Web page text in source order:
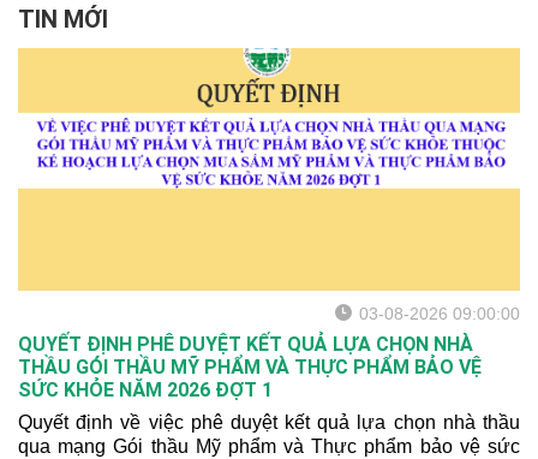
TIN MỚI
03-08-2026 09:00:00
QUYẾT ĐỊNH PHÊ DUYỆT KẾT QUẢ LỰA CHỌN NHÀ
THẦU GÓI THẦU MỸ PHẨM VÀ THỰC PHẨM BẢO VỆ
SỨC KHỎE NĂM 2026 ĐỢT 1
Quyết định về việc phê duyệt kết quả lựa chọn nhà thầu
qua mạng Gói thầu Mỹ phẩm và Thực phẩm bảo vệ sức